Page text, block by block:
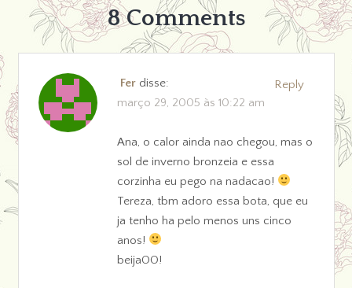
8 Comments
Fer disse:
março 29, 2005 às 10:22 am
Ana, o calor ainda nao chegou, mas o
sol de inverno bronzeia e essa
corzinha eu pego na nadacao!
Tereza, tbm adoro essa bota, que eu
ja tenho ha pelo menos uns cinco
anos!
beijaOO!
Reply